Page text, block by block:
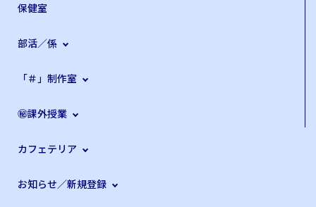
保健室
部活／係
「＃」制作室
㊙課外授業
カフェテリア
お知らせ／新規登録